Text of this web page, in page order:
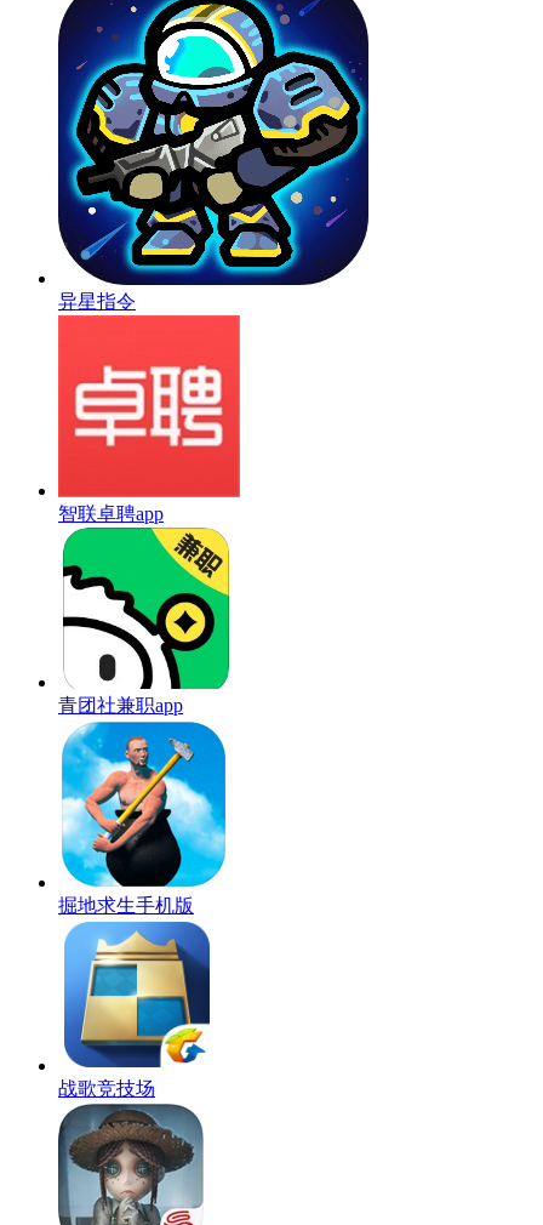
异星指令
智联卓聘app
青团社兼职app
掘地求生手机版
战歌竞技场